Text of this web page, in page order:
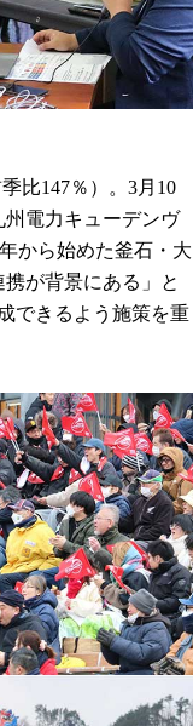
比147％）。3月10
電力キューデンヴ
から始めた釜石・大
が背景にある」と
できるよう施策を重